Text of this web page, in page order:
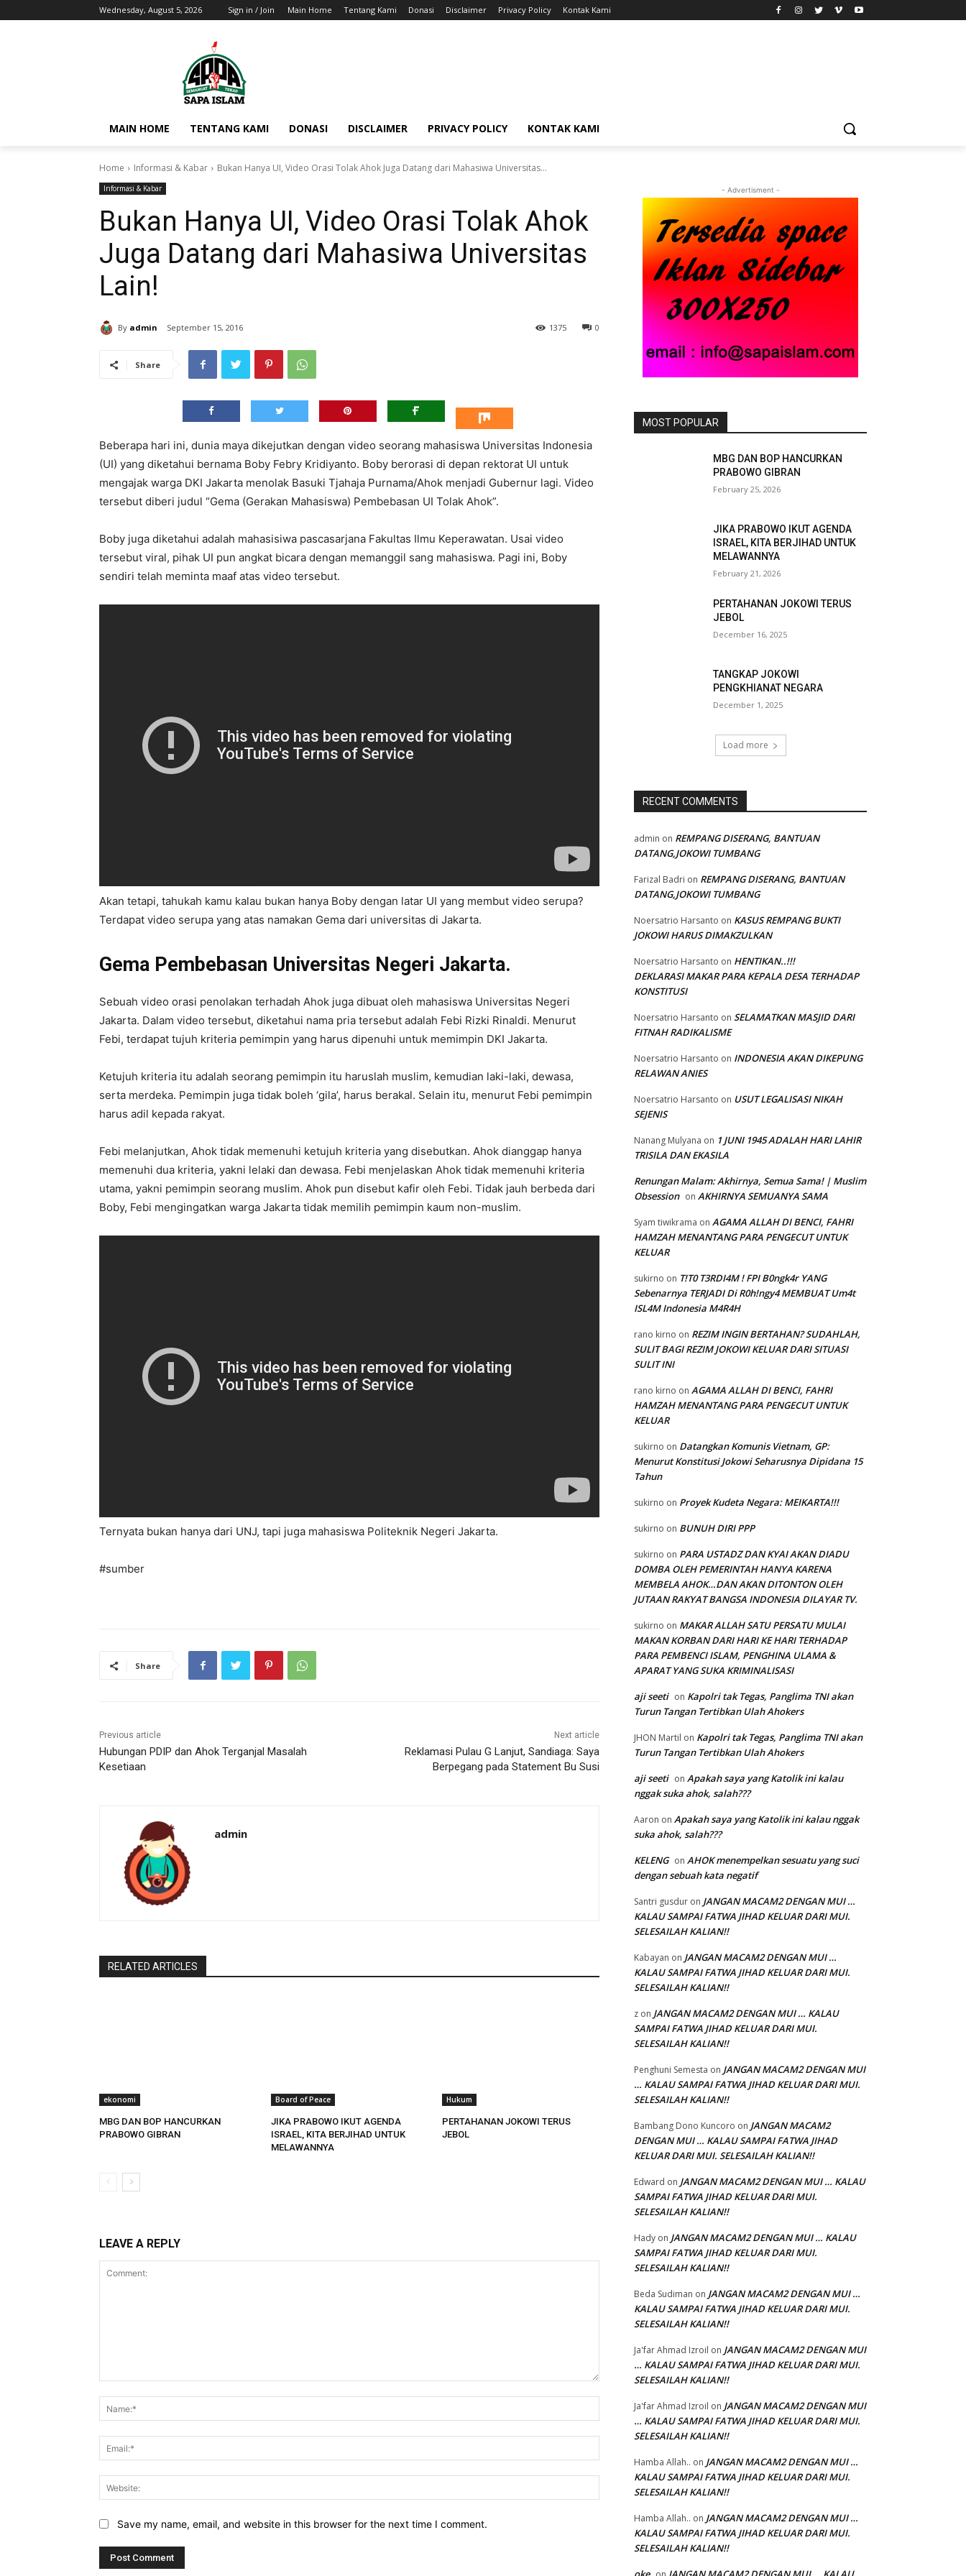
Wednesday, August 5, 2026 Sign in / Join Main Home Tentang Kami Donasi Disclaimer Privacy Policy Kontak Kami
MAIN HOME TENTANG KAMI DONASI DISCLAIMER PRIVACY POLICY KONTAK KAMI
Home Informasi & Kabar Bukan Hanya UI, Video Orasi Tolak Ahok Juga Datang dari Mahasiwa Universitas...
Informasi & Kabar
Bukan Hanya UI, Video Orasi Tolak Ahok
Juga Datang dari Mahasiwa Universitas
Lain!
By admin September 15, 2016 0
1375
Share
Beberapa hari ini, dunia maya dikejutkan dengan video seorang mahasiswa Universitas Indonesia
(UI) yang diketahui bernama Boby Febry Kridiyanto. Boby berorasi di depan rektorat UI untuk
mengajak warga DKI Jakarta menolak Basuki Tjahaja Purnama/Ahok menjadi Gubernur lagi. Video
tersebut diberi judul “Gema (Gerakan Mahasiswa) Pembebasan UI Tolak Ahok”.
Boby juga diketahui adalah mahasisiwa pascasarjana Fakultas Ilmu Keperawatan. Usai video
tersebut viral, pihak UI pun angkat bicara dengan memanggil sang mahasiswa. Pagi ini, Boby
sendiri telah meminta maaf atas video tersebut.
Akan tetapi, tahukah kamu kalau bukan hanya Boby dengan latar UI yang membut video serupa?
Terdapat video serupa yang atas namakan Gema dari universitas di Jakarta.
Gema Pembebasan Universitas Negeri Jakarta.
Sebuah video orasi penolakan terhadah Ahok juga dibuat oleh mahasiswa Universitas Negeri
Jakarta. Dalam video tersebut, diketahui nama pria tersebut adalah Febi Rizki Rinaldi. Menurut
Febi, terdapat tujuh kriteria pemimpin yang harus dipenuhi untuk memimpin DKI Jakarta.
Ketujuh kriteria itu adalah seorang pemimpin itu haruslah muslim, kemudian laki-laki, dewasa,
serta merdeka. Pemimpin juga tidak boleh ‘gila’, harus berakal. Selain itu, menurut Febi pemimpin
harus adil kepada rakyat.
Febi melanjutkan, Ahok tidak memenuhi ketujuh kriteria yang disebutkan. Ahok dianggap hanya
memenuhi dua kriteria, yakni lelaki dan dewasa. Febi menjelaskan Ahok tidak memenuhi kriteria
utama, yakni pemimpin seorang muslim. Ahok pun disebut kafir oleh Febi. Tidak jauh berbeda dari
Boby, Febi mengingatkan warga Jakarta tidak memilih pemimpin kaum non-muslim.
Ternyata bukan hanya dari UNJ, tapi juga mahasiswa Politeknik Negeri Jakarta.
#sumber
Share
Previous article
Hubungan PDIP dan Ahok Terganjal Masalah
Kesetiaan
Next article
Reklamasi Pulau G Lanjut, Sandiaga: Saya
Berpegang pada Statement Bu Susi
admin
RELATED ARTICLES
ekonomi
MBG DAN BOP HANCURKAN
PRABOWO GIBRAN
Board of Peace
JIKA PRABOWO IKUT AGENDA
ISRAEL, KITA BERJIHAD UNTUK
MELAWANNYA
Hukum
PERTAHANAN JOKOWI TERUS
JEBOL
LEAVE A REPLY
Website:
Save my name, email, and website in this browser for the next time I comment.
- Advertisment -
MOST POPULAR
MBG DAN BOP HANCURKAN
PRABOWO GIBRAN
February 25, 2026
JIKA PRABOWO IKUT AGENDA
ISRAEL, KITA BERJIHAD UNTUK
MELAWANNYA
February 21, 2026
PERTAHANAN JOKOWI TERUS
JEBOL
December 16, 2025
TANGKAP JOKOWI
PENGKHIANAT NEGARA
December 1, 2025
Load more
RECENT COMMENTS
admin on REMPANG DISERANG, BANTUAN
DATANG,JOKOWI TUMBANG
Farizal Badri on REMPANG DISERANG, BANTUAN
DATANG,JOKOWI TUMBANG
Noersatrio Harsanto on KASUS REMPANG BUKTI
JOKOWI HARUS DIMAKZULKAN
Noersatrio Harsanto on HENTIKAN..!!!
DEKLARASI MAKAR PARA KEPALA DESA TERHADAP
KONSTITUSI
Noersatrio Harsanto on SELAMATKAN MASJID DARI
FITNAH RADIKALISME
Noersatrio Harsanto on INDONESIA AKAN DIKEPUNG
RELAWAN ANIES
Noersatrio Harsanto on USUT LEGALISASI NIKAH
SEJENIS
Nanang Mulyana on 1 JUNI 1945 ADALAH HARI LAHIR
TRISILA DAN EKASILA
Renungan Malam: Akhirnya, Semua Sama! | Muslim
Obsession on AKHIRNYA SEMUANYA SAMA
Syam tiwikrama on AGAMA ALLAH DI BENCI, FAHRI
HAMZAH MENANTANG PARA PENGECUT UNTUK
KELUAR
sukirno on T!T0 T3RDI4M ! FPI B0ngk4r YANG
Sebenarnya TERJADI Di R0h!ngy4 MEMBUAT Um4t
ISL4M Indonesia M4R4H
rano kirno on REZIM INGIN BERTAHAN? SUDAHLAH,
SULIT BAGI REZIM JOKOWI KELUAR DARI SITUASI
SULIT INI
rano kirno on AGAMA ALLAH DI BENCI, FAHRI
HAMZAH MENANTANG PARA PENGECUT UNTUK
KELUAR
sukirno on Datangkan Komunis Vietnam, GP:
Menurut Konstitusi Jokowi Seharusnya Dipidana 15
Tahun
sukirno on Proyek Kudeta Negara: MEIKARTA!!!
sukirno on BUNUH DIRI PPP
sukirno on PARA USTADZ DAN KYAI AKAN DIADU
DOMBA OLEH PEMERINTAH HANYA KARENA
MEMBELA AHOK…DAN AKAN DITONTON OLEH
JUTAAN RAKYAT BANGSA INDONESIA DILAYAR TV.
sukirno on MAKAR ALLAH SATU PERSATU MULAI
MAKAN KORBAN DARI HARI KE HARI TERHADAP
PARA PEMBENCI ISLAM, PENGHINA ULAMA &
APARAT YANG SUKA KRIMINALISASI
aji seeti on Kapolri tak Tegas, Panglima TNI akan
Turun Tangan Tertibkan Ulah Ahokers
JHON Martil on Kapolri tak Tegas, Panglima TNI akan
Turun Tangan Tertibkan Ulah Ahokers
aji seeti on Apakah saya yang Katolik ini kalau
nggak suka ahok, salah???
Aaron on Apakah saya yang Katolik ini kalau nggak
suka ahok, salah???
KELENG on AHOK menempelkan sesuatu yang suci
dengan sebuah kata negatif
Santri gusdur on JANGAN MACAM2 DENGAN MUI …
KALAU SAMPAI FATWA JIHAD KELUAR DARI MUI.
SELESAILAH KALIAN!!
Kabayan on JANGAN MACAM2 DENGAN MUI …
KALAU SAMPAI FATWA JIHAD KELUAR DARI MUI.
SELESAILAH KALIAN!!
z on JANGAN MACAM2 DENGAN MUI … KALAU
SAMPAI FATWA JIHAD KELUAR DARI MUI.
SELESAILAH KALIAN!!
Penghuni Semesta on JANGAN MACAM2 DENGAN MUI
… KALAU SAMPAI FATWA JIHAD KELUAR DARI MUI.
SELESAILAH KALIAN!!
Bambang Dono Kuncoro on JANGAN MACAM2
DENGAN MUI … KALAU SAMPAI FATWA JIHAD
KELUAR DARI MUI. SELESAILAH KALIAN!!
Edward on JANGAN MACAM2 DENGAN MUI … KALAU
SAMPAI FATWA JIHAD KELUAR DARI MUI.
SELESAILAH KALIAN!!
Hady on JANGAN MACAM2 DENGAN MUI … KALAU
SAMPAI FATWA JIHAD KELUAR DARI MUI.
SELESAILAH KALIAN!!
Beda Sudiman on JANGAN MACAM2 DENGAN MUI …
KALAU SAMPAI FATWA JIHAD KELUAR DARI MUI.
SELESAILAH KALIAN!!
Ja'far Ahmad Izroil on JANGAN MACAM2 DENGAN MUI
… KALAU SAMPAI FATWA JIHAD KELUAR DARI MUI.
SELESAILAH KALIAN!!
Ja'far Ahmad Izroil on JANGAN MACAM2 DENGAN MUI
… KALAU SAMPAI FATWA JIHAD KELUAR DARI MUI.
SELESAILAH KALIAN!!
Hamba Allah.. on JANGAN MACAM2 DENGAN MUI …
KALAU SAMPAI FATWA JIHAD KELUAR DARI MUI.
SELESAILAH KALIAN!!
Hamba Allah.. on JANGAN MACAM2 DENGAN MUI …
KALAU SAMPAI FATWA JIHAD KELUAR DARI MUI.
SELESAILAH KALIAN!!